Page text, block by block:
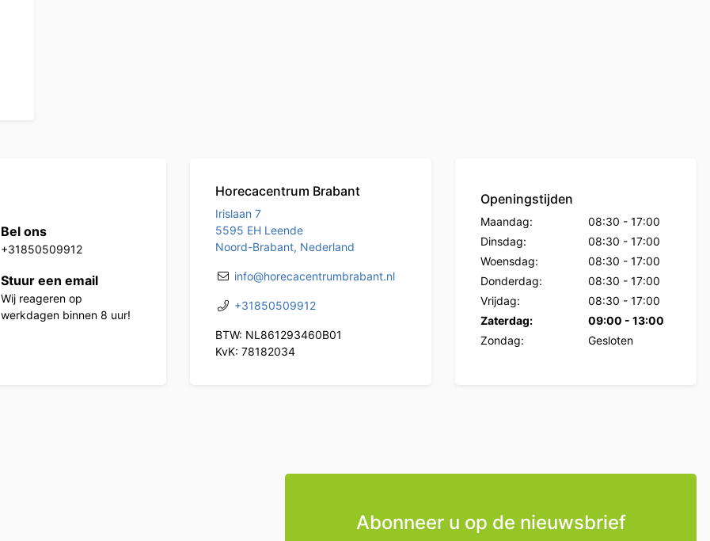
Bel ons
+31850509912
Stuur een email
Wij reageren op
werkdagen binnen 8 uur!
Horecacentrum Brabant
Irislaan 7
5595 EH Leende
Noord-Brabant, Nederland
info@horecacentrumbrabant.nl
+31850509912
BTW: NL861293460B01
KvK: 78182034
Openingstijden
Maandag: 08:30 - 17:00
Dinsdag:
08:30 - 17:00
Woensdag:
08:30 - 17:00
Donderdag:
08:30 - 17:00
Vrijdag:
08:30 - 17:00
Zaterdag:
09:00 - 13:00
Zondag:
Gesloten
Abonneer u op de nieuwsbrief